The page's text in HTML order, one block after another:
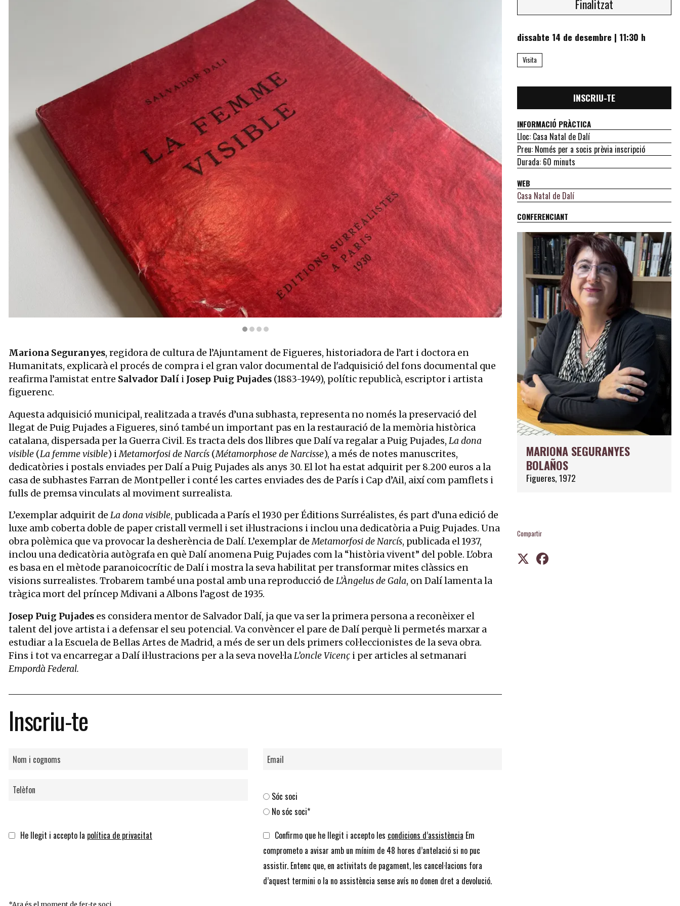
Finalitzat
dissabte 14 de desembre | 11:30 h
Visita
INSCRIU-TE
INFORMACIÓ PRÀCTICA
Lloc: Casa Natal de Dalí
Preu: Només per a socis prèvia inscripció
Durada: 60 minuts
WEB
Casa Natal de Dalí
CONFERENCIANT
MARIONA SEGURANYES
BOLAÑOS
Figueres, 1972
Compartir
Mariona Seguranyes, regidora de cultura de l’Ajuntament de Figueres, historiadora de l’art i doctora en
Humanitats, explicarà el procés de compra i el gran valor documental de l'adquisició del fons documental que
reafirma l’amistat entre Salvador Dalí i Josep Puig Pujades (1883-1949), polític republicà, escriptor i artista
figuerenc.
Aquesta adquisició municipal, realitzada a través d’una subhasta, representa no només la preservació del
llegat de Puig Pujades a Figueres, sinó també un important pas en la restauració de la memòria històrica
catalana, dispersada per la Guerra Civil. Es tracta dels dos llibres que Dalí va regalar a Puig Pujades, La dona
visible (La femme visible) iMetamorfosi de Narcís (Métamorphose de Narcisse), a més de notes manuscrites,
dedicatòries i postals enviades per Dalí a Puig Pujades als anys 30. El lot ha estat adquirit per 8.200 euros a la
casa de subhastes Farran de Montpeller i conté les cartes enviades des de París i Cap d’Ail, així com pamflets i
fulls de premsa vinculats al moviment surrealista.
L’exemplar adquirit de La dona visible, publicada a París el 1930 per Éditions Surréalistes, és part d’una edició de
luxe amb coberta doble de paper cristall vermell i set il·lustracions i inclou una dedicatòria a Puig Pujades. Una
obra polèmica que va provocar la desherència de Dalí. L’exemplar deMetamorfosi de Narcís, publicada el 1937,
inclou una dedicatòria autògrafa en què Dalí anomena Puig Pujades com la “història vivent” del poble. L'obra
es basa en el mètode paranoicocrític de Dalí i mostra la seva habilitat per transformar mites clàssics en
visions surrealistes. Trobarem també una postal amb una reproducció de L’Àngelus de Gala, on Dalí lamenta la
tràgica mort del príncep Mdivani a Albons l’agost de 1935.
Josep Puig Pujades es considera mentor de Salvador Dalí, ja que va ser la primera persona a reconèixer el
talent del jove artista i a defensar el seu potencial. Va convèncer el pare de Dalí perquè li permetés marxar a
estudiar a la Escuela de Bellas Artes de Madrid, a més de ser un dels primers col·leccionistes de la seva obra.
Fins i tot va encarregar a Dalí il·lustracions per a la seva novel·laL’oncle Vicenç i per articles al setmanari
Empordà Federal.
Inscriu-te
Sóc soci
No sóc soci*
He llegit i accepto la política de privacitat Confirmo que he llegit i accepto les condicions d’assistència Em
comprometo a avisar amb un mínim de 48 hores d’antelació si no puc
assistir. Entenc que, en activitats de pagament, les cancel·lacions fora
d’aquest termini o la no assistència sense avís no donen dret a devolució.
*Ara és el moment defer-te soci